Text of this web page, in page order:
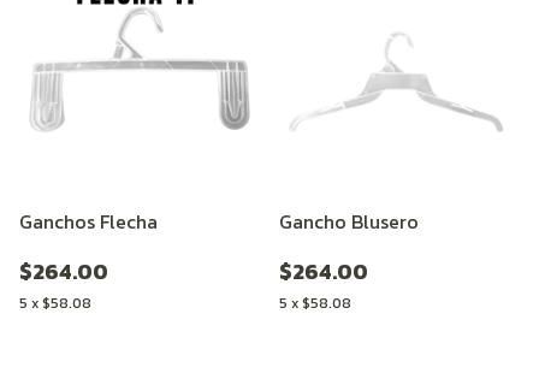
Ganchos Flecha
$264.00
5 x$58.08
Gancho Blusero
$264.00
5 x$58.08